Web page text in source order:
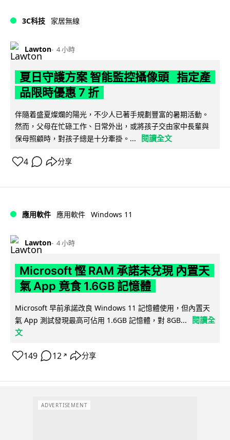
3C科技 家居無線
Lawton 4 小時
夏日守護方案 智能監控攝像頭 指定產
品限時優惠 7 折
伴隨着盛夏燦爛的陽光，不少人已著手規劃豐富的暑期活動。
然而，父母在忙碌工作、日常外出，或將孩子交由家中長輩與
保母照顧時，對孩子總是十分牽掛。...
閱讀全文
4 分享
應用軟件 應用軟件 Windows 11
Lawton 4 小時
Microsoft 慳 RAM 承諾未兌現 內置天
氣 App 竟食 1.6GB 記憶體
Microsoft 早前承諾改良 Windows 11 記憶體使用，但內置天
氣 App 測試發現最高可佔用 1.6GB 記憶體，對 8GB...
閱讀全
文
149 12 ↗ 分享
ADVERTISEMENT